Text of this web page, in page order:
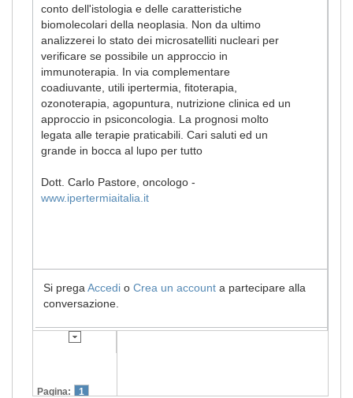
conto dell'istologia e delle caratteristiche
biomolecolari della neoplasia. Non da ultimo
analizzerei lo stato dei microsatelliti nucleari per
verificare se possibile un approccio in
immunoterapia. In via complementare
coadiuvante, utili ipertermia, fitoterapia,
ozonoterapia, agopuntura, nutrizione clinica ed un
approccio in psiconcologia. La prognosi molto
legata alle terapie praticabili. Cari saluti ed un
grande in bocca al lupo per tutto
Dott. Carlo Pastore, oncologo -
www.ipertermiaitalia.it
Si prega Accedi o Crea un account a partecipare alla
conversazione.
Pagina: 1